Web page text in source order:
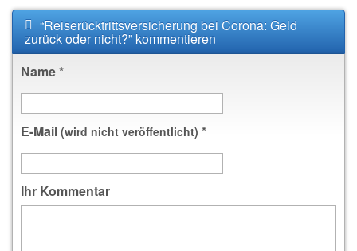
“Reiserücktrittsversicherung bei Corona: Geld
zurück oder nicht?” kommentieren
Name*
E-Mail (wird nicht veröffentlicht) *
Ihr Kommentar